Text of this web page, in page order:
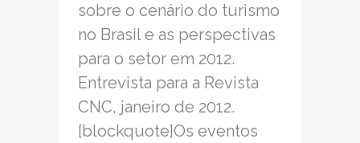
sobre o cenário do turismo
no Brasil e as perspectivas
para o setor em 2012.
Entrevista para a Revista
CNC, janeiro de 2012.
[blockquote]Os eventos